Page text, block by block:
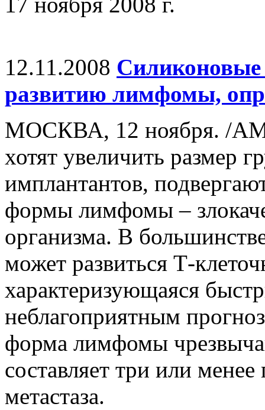
12.11.2008
развитию лимфомы,
МОСКВА, 12 ноября. /
хотят увеличить размер
имплантантов,
формы лимфомы –
организма. В
может развиться Т-
характеризующаяся
неблагоприятным
форма лимфомы
составляет три или
метастаза.